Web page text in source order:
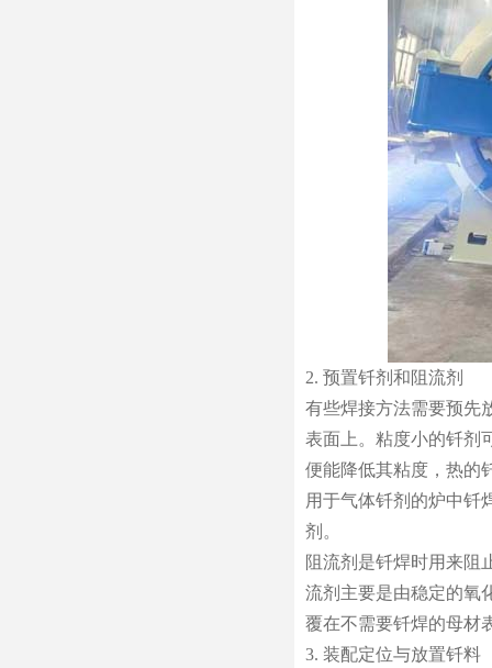
2. 预置钎剂和阻流剂
有些焊接方法需要预先
表面上。粘度小的钎剂
便能降低其粘度，热的
用于气体钎剂的炉中钎
剂。
阻流剂是钎焊时用来阻
流剂主要是由稳定的氧
覆在不需要钎焊的母材
3. 装配定位与放置钎料